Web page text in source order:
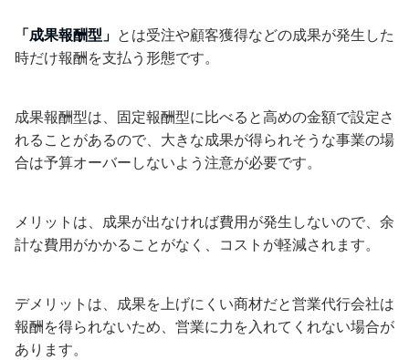
「成果報酬型」 とは受注や顧客獲得などの成果が発生した
時だけ報酬を支払う形態です。
成果報酬型は、固定報酬型に比べると高めの金額で設定さ
れることがあるので、大きな成果が得られそうな事業の場
合は予算オーバーしないよう注意が必要です。
メリットは、成果が出なければ費用が発生しないので、余
計な費用がかかることがなく、コストが軽減されます。
デメリットは、成果を上げにくい商材だと営業代行会社は
報酬を得られないため、営業に力を入れてくれない場合が
あります。